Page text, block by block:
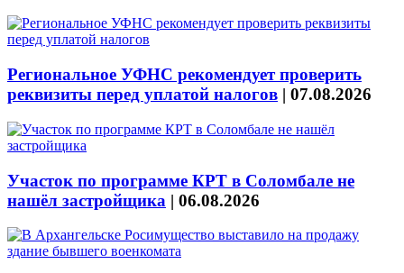
Региональное УФНС рекомендует проверить
реквизиты перед уплатой налогов | 07.08.2026
Участок по программе КРТ в Соломбале не
нашёл застройщика | 06.08.2026